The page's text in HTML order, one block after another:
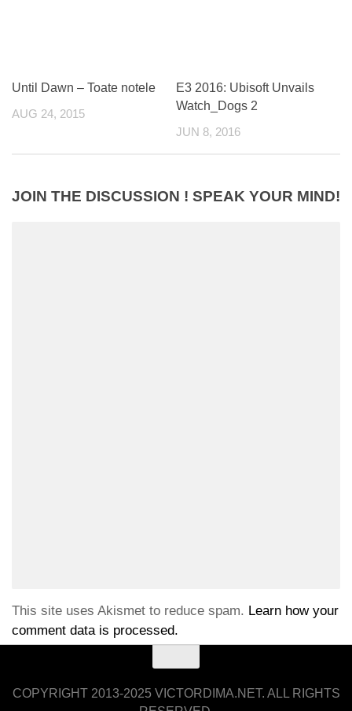
Until Dawn – Toate notele
AUG 24, 2015
E3 2016: Ubisoft Unvails
Watch_Dogs 2
JUN 8, 2016
JOIN THE DISCUSSION ! SPEAK YOUR MIND!
This site uses Akismet to reduce spam. Learn how your
comment data is processed.
COPYRIGHT 2013-2025 VICTORDIMA.NET. ALL RIGHTS